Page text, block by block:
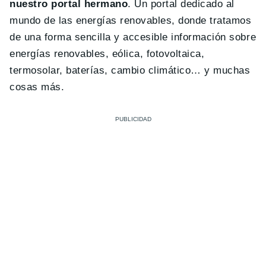
nuestro portal hermano. Un portal dedicado al
mundo de las energías renovables, donde tratamos
de una forma sencilla y accesible información sobre
energías renovables, eólica, fotovoltaica,
termosolar, baterías, cambio climático… y muchas
cosas más.